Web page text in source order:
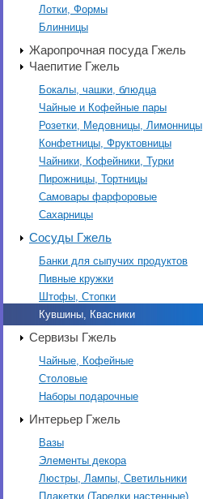
Лотки, Формы
Блинницы
Жаропрочная посуда Гжель
Чаепитие Гжель
Бокалы, чашки, блюдца
Чайные и Кофейные пары
Розетки, Медовницы, Лимонницы
Конфетницы, Фруктовницы
Чайники, Кофейники, Турки
Пирожницы, Тортницы
Самовары фарфоровые
Сахарницы
Сосуды Гжель
Банки для сыпучих продуктов
Пивные кружки
Штофы, Стопки
Кувшины, Квасники
Сервизы Гжель
Чайные, Кофейные
Столовые
Наборы подарочные
Интерьер Гжель
Вазы
Элементы декора
Люстры, Лампы, Светильники
Плакетки (Тарелки настенные)